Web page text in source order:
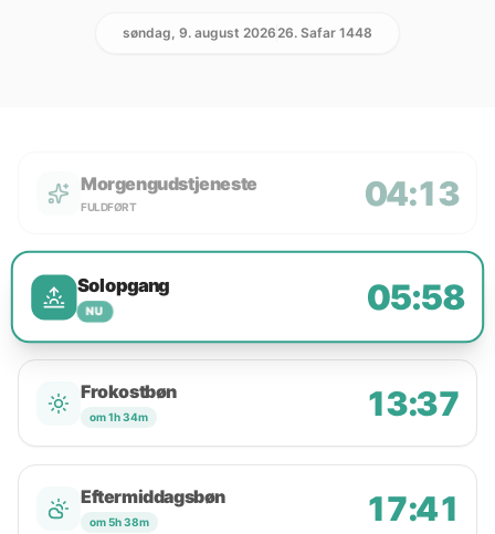
søndag, 9. august 202626. Safar 1448
Morgengudstjeneste
FULDFØRT 04:13
Solopgang
NU 05:58
Frokostbøn
om 1h 34m 13:37
Eftermiddagsbøn
om 5h 38m 17:41